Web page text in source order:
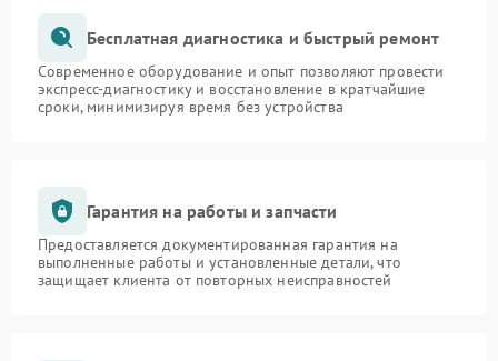
Бесплатная диагностика и быстрый ремонт
Современное оборудование и опыт позволяют провести
экспресс-диагностику и восстановление в кратчайшие
сроки, минимизируя время без устройства
Гарантия на работы и запчасти
Предоставляется документированная гарантия на
выполненные работы и установленные детали, что
защищает клиента от повторных неисправностей